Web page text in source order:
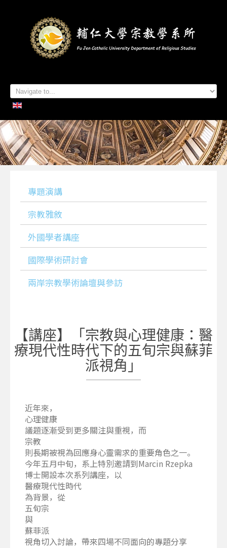
首頁
系所簡介
本系成員
學生專區
招生資訊
各項活動
研究及出版
系所友專區
聯絡我們
專題演講
宗教雅敘
外國學者講座
國際學術研討會
兩岸宗教學術論壇與參訪
【講座】「宗教與心理健康：醫
療現代性時代下的五旬宗與蘇菲
派視角」
近年來，
心理健康
議題逐漸受到更多關注與重視，而
宗教
則長期被視為回應身心靈需求的重要角色之一。
今年五月中旬，系上特別邀請到Marcin Rzepka
博士開設本次系列講座，以
醫療現代性時代
為背景，從
五旬宗
與
蘇菲派
視角切入討論，帶來四場不同面向的專題分享